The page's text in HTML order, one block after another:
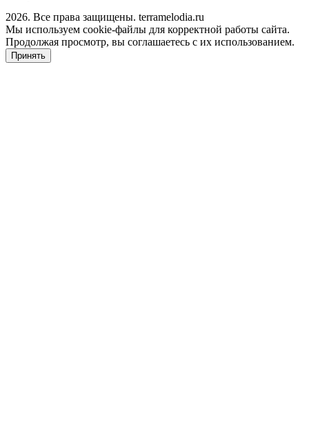
2026. Все права защищены. terramelodia.ru
Мы используем cookie-файлы для корректной работы сайта.
Продолжая просмотр, вы соглашаетесь с их использованием.
Принять